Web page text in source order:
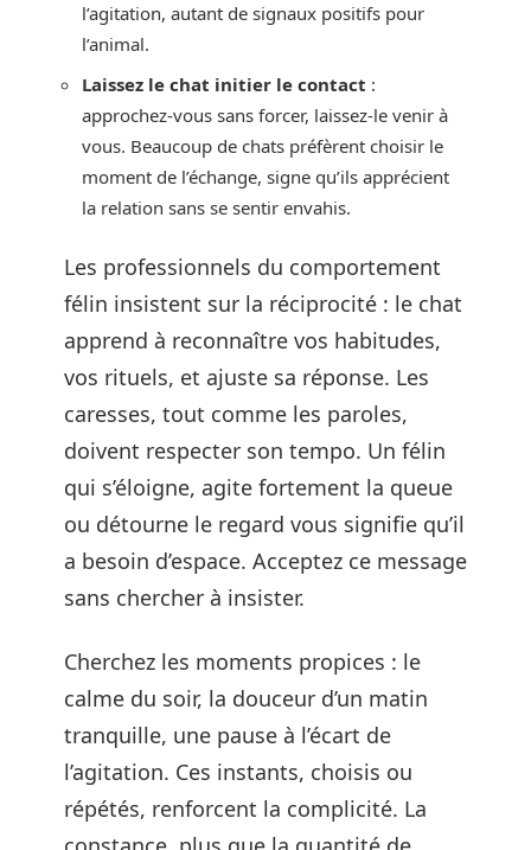
l’agitation, autant de signaux positifs pour
l’animal.
Laissez le chat initier le contact :
approchez-vous sans forcer, laissez-le venir à
vous. Beaucoup de chats préfèrent choisir le
moment de l’échange, signe qu’ils apprécient
la relation sans se sentir envahis.
Les professionnels du comportement
félin insistent sur la réciprocité : le chat
apprend à reconnaître vos habitudes,
vos rituels, et ajuste sa réponse. Les
caresses, tout comme les paroles,
doivent respecter son tempo. Un félin
qui s’éloigne, agite fortement la queue
ou détourne le regard vous signifie qu’il
a besoin d’espace. Acceptez ce message
sans chercher à insister.
Cherchez les moments propices : le
calme du soir, la douceur d’un matin
tranquille, une pause à l’écart de
l’agitation. Ces instants, choisis ou
répétés, renforcent la complicité. La